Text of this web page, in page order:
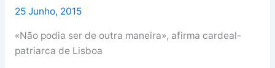
25 Junho, 2015
«Não podia ser de outra maneira», afirma cardeal-
patriarca de Lisboa